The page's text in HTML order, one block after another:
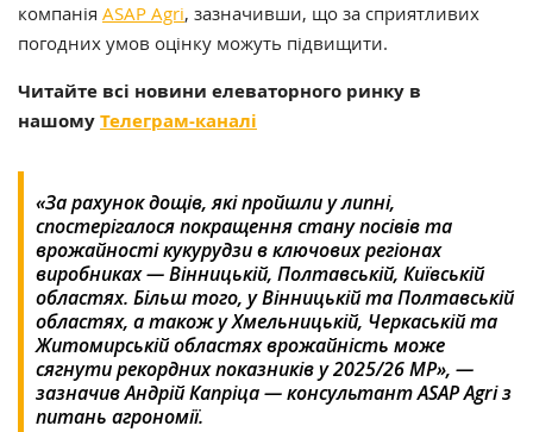
компанія ASAP Agri, зазначивши, що за сприятливих
погодних умов оцінку можуть підвищити.
Читайте всі новини елеваторного ринку в
нашомуТелеграм-каналі
«За рахунок дощів, які пройшли у липні,
спостерігалося покращення стану посівів та
врожайності кукурудзи в ключових регіонах
виробниках — Вінницькій, Полтавській, Київській
областях. Більш того, у Вінницькій та Полтавській
областях, а також у Хмельницькій, Черкаській та
Житомирській областях врожайність може
сягнути рекордних показників у 2025/26 МР», —
зазначив Андрій Капріца — консультант ASAP Agri з
питань агрономії.